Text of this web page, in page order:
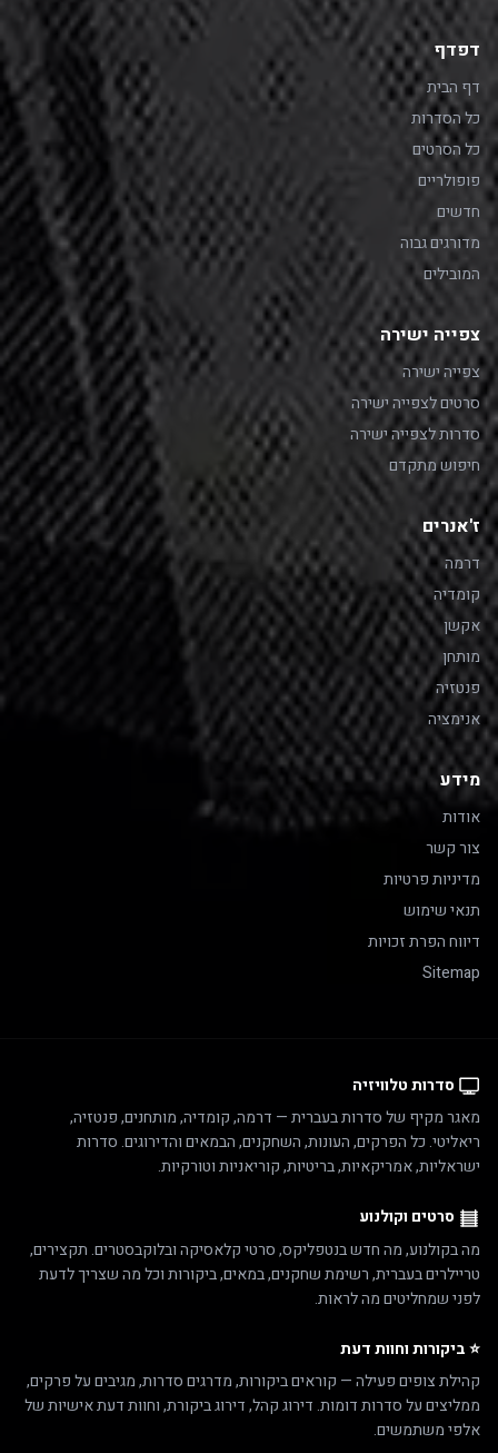
דפדף
דף הבית
כל הסדרות
כל הסרטים
פופולריים
חדשים
מדורגים גבוה
המובילים
צפייה ישירה
צפייה ישירה
סרטים לצפייה ישירה
סדרות לצפייה ישירה
חיפוש מתקדם
ז'אנרים
דרמה
קומדיה
אקשן
מותחן
פנטזיה
אנימציה
מידע
אודות
צור קשר
מדיניות פרטיות
תנאי שימוש
דיווח הפרת זכויות
Sitemap
סדרות טלוויזיה
מאגר מקיף של סדרות בעברית — דרמה, קומדיה, מותחנים, פנטזיה,
ריאליטי. כל הפרקים, העונות, השחקנים, הבמאים והדירוגים. סדרות
ישראליות, אמריקאיות, בריטיות, קוריאניות וטורקיות.
סרטים וקולנוע
מה בקולנוע, מה חדש בנטפליקס, סרטי קלאסיקה ובלוקבסטרים. תקצירים,
טריילרים בעברית, רשימת שחקנים, במאים, ביקורות וכל מה שצריך לדעת
לפני שמחליטים מה לראות.
⭐ ביקורות וחוות דעת
קהילת צופים פעילה — קוראים ביקורות, מדרגים סדרות, מגיבים על פרקים,
ממליצים על סדרות דומות. דירוג קהל, דירוג ביקורת, וחוות דעת אישיות של
אלפי משתמשים.